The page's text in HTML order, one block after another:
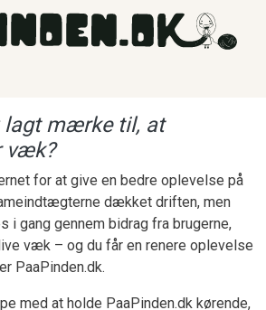
lagt mærke til, at
væk?
for at give en bedre oplevelse på
dækket driften, men
i gang gennem bidrag fra brugerne,
væk – og du får en renere oplevelse
PaaPinden.dk.
med at holde PaaPinden.dk kørende,